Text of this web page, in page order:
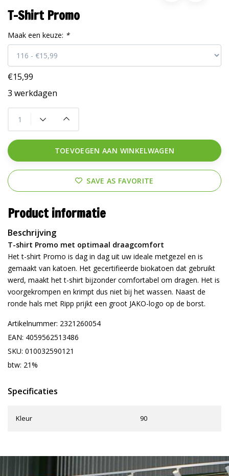
T-Shirt Promo
Maak een keuze: *
€15,99
3 werkdagen
TOEVOEGEN AAN WINKELWAGEN
SAVE AS FAVORITE
Product informatie
Beschrijving
T-shirt Promo met optimaal draagcomfort
Het t-shirt Promo is dag in dag uit uw ideale metgezel en is
gemaakt van katoen. Het gecertifieerde biokatoen dat gebruikt
werd, maakt het t-shirt bijzonder comfortabel om dragen. Het is
voorgekrompen en krimpt dus niet bij het wassen. Naast de
ronde hals met Ripp prijkt een groot JAKO-logo op de borst.
Artikelnummer: 2321260054
EAN: 4059562513486
SKU: 010032590121
btw: 21%
Specificaties
Kleur 90